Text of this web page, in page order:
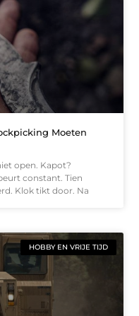
Moeten
open. Kapot?
constant. Tien
Klok tikt door. Na
HOBBY EN VRIJE TIJD